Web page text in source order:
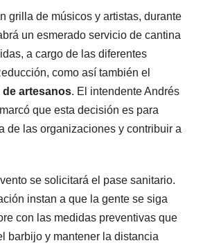
grilla de músicos y artistas, durante
un esmerado servicio de cantina
a cargo de las diferentes
como así también el
de artesanos. El intendente Andrés
que esta decisión es para
de las organizaciones y contribuir a
se solicitará el pase sanitario.
instan a que la gente se siga
con las medidas preventivas que
barbijo y mantener la distancia